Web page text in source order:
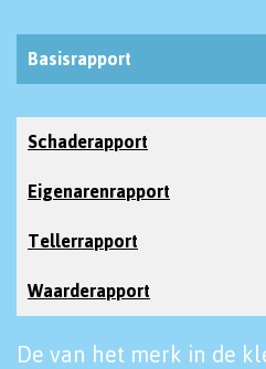
Basisrapport
Schaderapport
Eigenarenrapport
Tellerrapport
Waarderapport
De van het merk in de